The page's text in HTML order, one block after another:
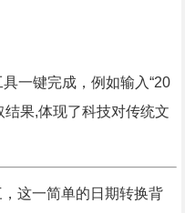
一键完成，例如输入“20
果,体现了科技对传统文
这一简单的日期转换背